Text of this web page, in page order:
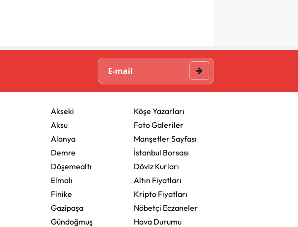
Akseki
Aksu
Alanya
Demre
Döşemealtı
Elmalı
Finike
Gazipaşa
Gündoğmuş
Köşe Yazarları
Foto Galeriler
Manşetler Sayfası
İstanbul Borsası
Döviz Kurları
Altın Fiyatları
Kripto Fiyatları
Nöbetçi Eczaneler
Hava Durumu